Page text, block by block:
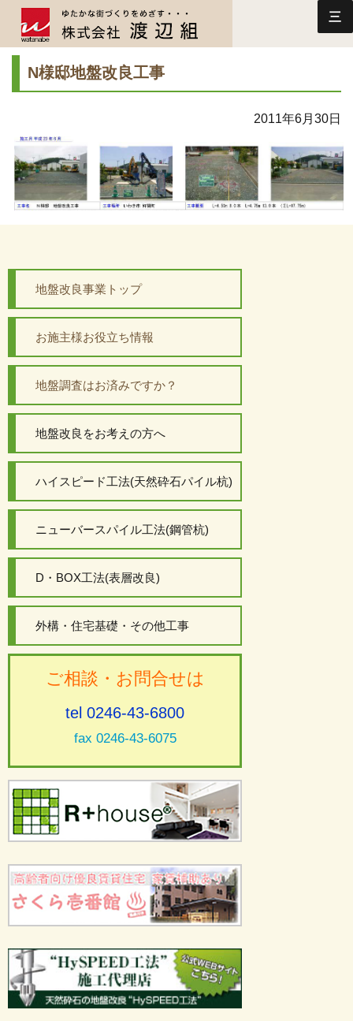
三
N様邸地盤改良工事
2011年6月30日
地盤改良事業トップ
お施主様お役立ち情報
地盤調査はお済みですか？
地盤改良をお考えの方へ
ハイスピード工法(天然砕石パイル杭)
ニューバースパイル工法(鋼管杭)
D・BOX工法(表層改良)
外構・住宅基礎・その他工事
ご相談・お問合せは
tel 0246-43-6800
fax 0246-43-6075